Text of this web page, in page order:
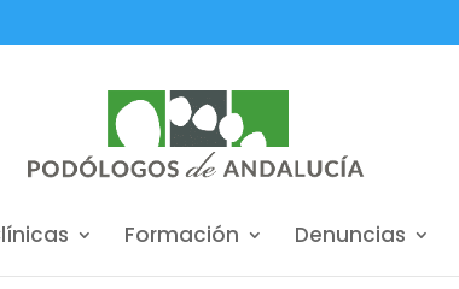
Formación Denuncias